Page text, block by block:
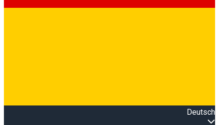
Deutsch